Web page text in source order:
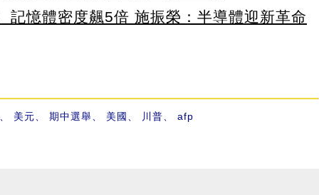
記憶體密度飆5倍 施振榮：半導體迎新革命
、 美元、 期中選舉、 美國 、 川普、 afp